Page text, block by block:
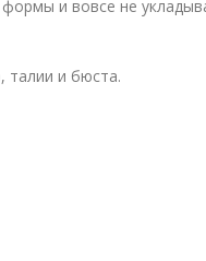
и вовсе не
талии и бюста.